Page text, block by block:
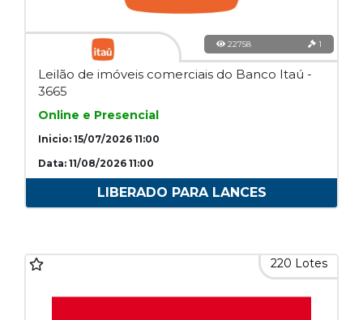
22758 1
Leilão de imóveis comerciais do Banco Itaú -
3665
Online e Presencial
Inicio: 15/07/2026 11:00
Data: 11/08/2026 11:00
LIBERADO PARA LANCES
220 Lotes